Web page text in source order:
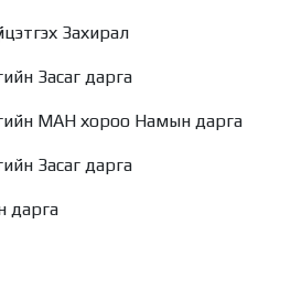
Захирал
Засаг дарга
МАН хороо Намын дарга
Засаг дарга
дарга